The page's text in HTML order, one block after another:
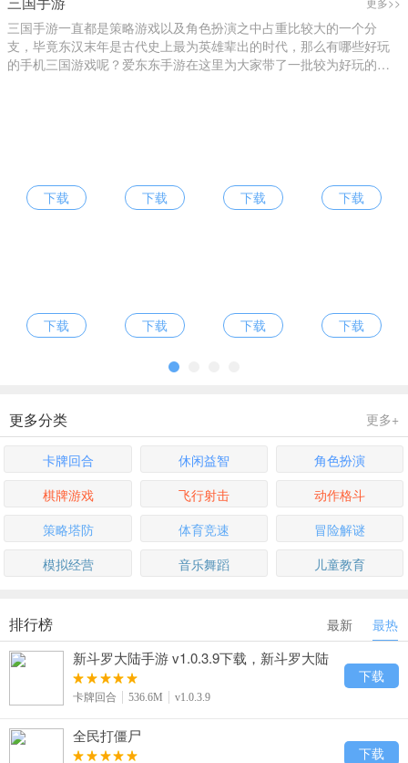
三国手游一直都是策略游戏以及角色扮演之中占重比较大的一个分
支，毕竟东汉末年是古代史上最为英雄辈出的时代，那么有哪些好玩
的手机三国游戏呢？爱东东手游在这里为大家带了一批较为好玩的三
下载 下载 下载 下载
下载 下载 下载 下载
更多+
更多分类
卡牌回合 休闲益智
角色扮演
棋牌游戏
飞行射击
动作格斗
策略塔防
体育竞速
冒险解谜
模拟经营
音乐舞蹈 儿童教育
最新 最热
排行榜
新斗罗大陆手游 v1.0.3.9下载，新斗罗大陆
动漫卡牌手游下载
卡牌回合 536.6M v1.0.3.9
下载
全民打僵尸
下载